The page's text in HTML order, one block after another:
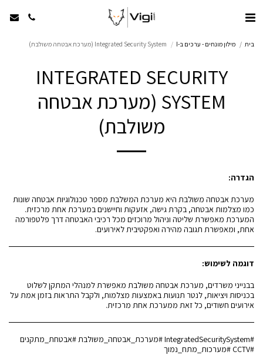
בית מילון מונחים - ערכים ב-I Integrated Security System (מערכת אבטחה משולבת)
INTEGRATED SECURITY
SYSTEM (מערכת אבטחה
משולבת)
הגדרה:
מערכת אבטחה משולבת היא מערכת המשלבת מספר טכנולוגיות אבטחה שונות
כמו מצלמות אבטחה, בקרת גישה, אזעקות וחיישנים במערכת אחת מרכזית.
המערכת מאפשרת שליטה וניהול מרוכזים מכל רכיבי האבטחה דרך פלטפורמה
אחת, ומאפשרת תגובה מהירה ואפקטיבית לאירועים.
דוגמה לשימוש:
בבנייני משרדים, מערכת אבטחה משולבת מאפשרת למנהלי המתקן לשלוט
בכניסות ויציאות, לנטר תנועות באמצעות מצלמות, ולקבל התראות בזמן אמת על
אירועים חשודים, כל זאת ממערכת אחת מרכזית.
#IntegratedSecuritySystem #מערכת_אבטחה_משולבת #אבטחת_מתקנים
#CCTV #מערכות_מתח_נמוך